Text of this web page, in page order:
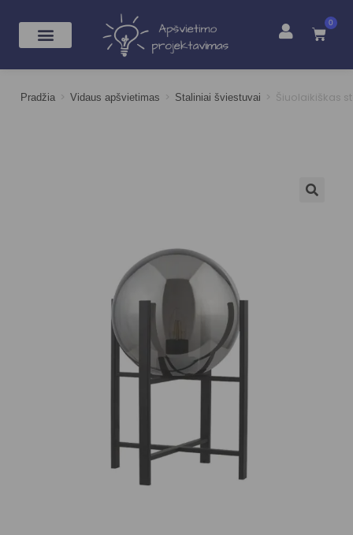
0
Pradžia > Vidaus apšvietimas > Staliniai šviestuvai > Šiuolaikiškas